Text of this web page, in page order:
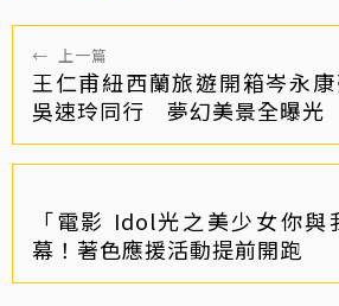
← 上一篇
王仁甫紐西蘭旅遊開箱岑永
吳速玲同行 夢幻美景全曝光
「電影 Idol光之美少女你
幕！著色應援活動提前開跑